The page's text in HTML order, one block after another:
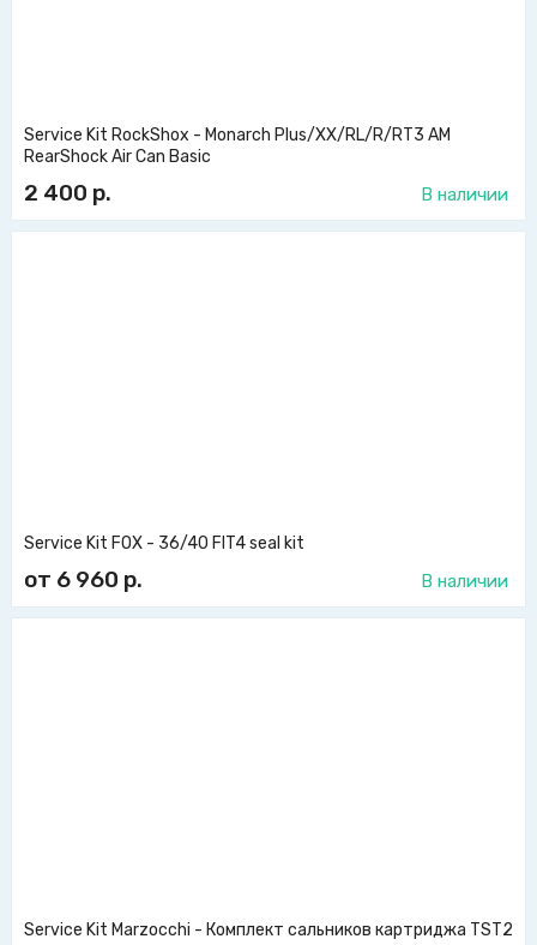
Service Kit RockShox - Monarch Plus/XX/RL/R/RT3 AM
RearShock Air Can Basic
2 400 р. В наличии
Service Kit FOX - 36/40 FIT4 seal kit
от 6 960 р. В наличии
Service Kit Marzocchi - Комплект сальников картриджа TST2